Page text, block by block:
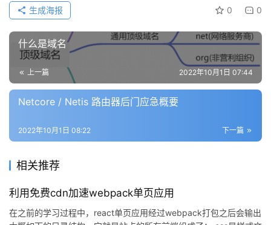
0 0
生成海报
什么是域名
上一篇 2022年10月1日 07:44
Netcore / Netis 路由器后门应急概要
下一篇
2022年10月1日 08:22
相关推荐
利用免费cdn加速webpack单页应用
在之前的学习过程中，react单页应用经过webpack打包之后会输出